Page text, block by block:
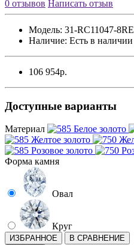
0 отзывов Написать отзыв
Модель: 31-RC11047-8RE
Наличие: Есть в наличии
106 954р.
Доступные варианты
Материал
Форма камня
Овал
Круг
ИЗБРАННОЕ
В СРАВНЕНИЕ